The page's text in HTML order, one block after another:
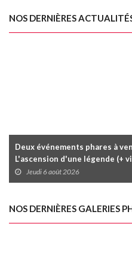
NOS DERNIÈRES
Deux événements phares à
L'ascension d'une légende (+
Jeudi 6 août 2026
NOS DERNIÈRES GALERIES